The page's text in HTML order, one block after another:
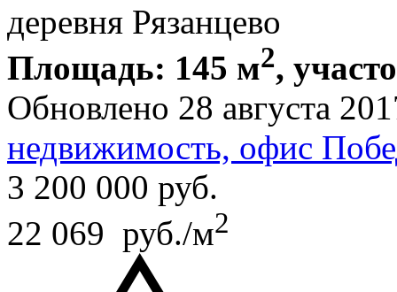
деревня Рязанцево
Площадь: 145 м2,
Обновлено 28 августа
недвижимость, офис
3 200 000 руб.
22 069 руб./м2